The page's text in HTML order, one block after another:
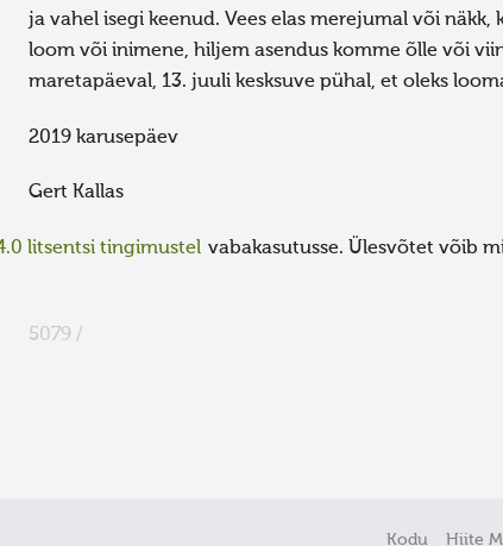
ja vahel isegi keenud. Vees elas merejumal või
loom või inimene, hiljem asendus komme õlle või
maretapäeval, 13. juuli kesksuve pühal, et oleks
2019 karusepäev
Gert Kallas
litsentsi tingimustel vabakasutusse. Ülesvõtet võib
5079 /
Kodu Hiite